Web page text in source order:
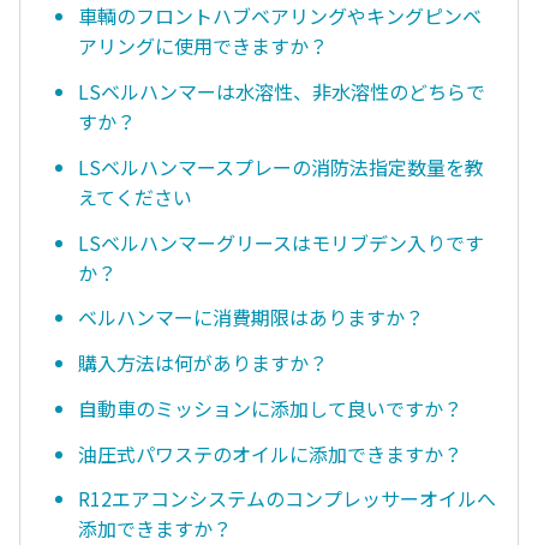
車輌のフロントハブベアリングやキングピンベ
アリングに使用できますか？
LSベルハンマーは水溶性、非水溶性のどちらで
すか？
LSベルハンマースプレーの消防法指定数量を教
えてください
LSベルハンマーグリースはモリブデン入りです
か？
ベルハンマーに消費期限はありますか？
購入方法は何がありますか？
自動車のミッションに添加して良いですか？
油圧式パワステのオイルに添加できますか？
R12エアコンシステムのコンプレッサーオイルへ
添加できますか？